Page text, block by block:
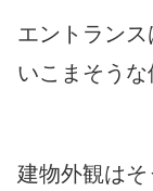
エントラン
いこまそうな
建物外観はそ